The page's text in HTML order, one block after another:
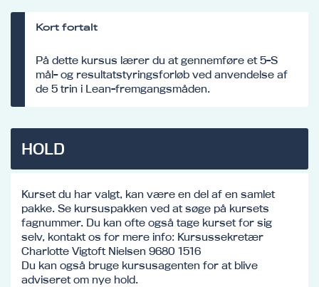
Kort fortalt
På dette kursus lærer du at gennemføre et 5-S
mål- og resultatstyringsforløb ved anvendelse af
de 5 trin i Lean-fremgangsmåden.
HOLD
Kurset du har valgt, kan være en del af en samlet
pakke. Se kursuspakken ved at søge på kursets
fagnummer. Du kan ofte også tage kurset for sig
selv, kontakt os for mere info: Kursussekretær
Charlotte Vigtoft Nielsen 9680 1516
Du kan også bruge kursusagenten for at blive
adviseret om nye hold.